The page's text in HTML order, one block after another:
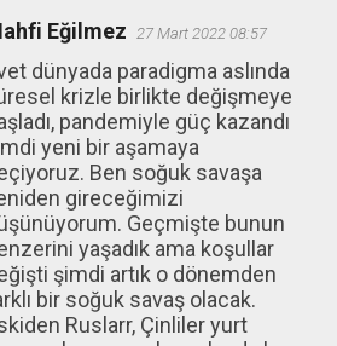
Eğilmez 27 Mart 2022 08:57
dünyada paradigma aslında
krizle birlikte değişmeye
pandemiyle güç kazandı
yeni bir aşamaya
Ben soğuk savaşa
gireceğimizi
Geçmişte bunun
yaşadık ama koşullar
şimdi artık o dönemden
bir soğuk savaş olacak.
Ruslarr, Çinliler yurt